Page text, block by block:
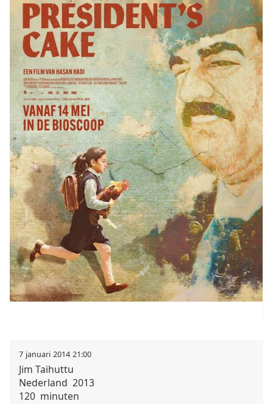
7 januari 2014 21:00
Jim Taihuttu
Nederland 2013
120 minuten